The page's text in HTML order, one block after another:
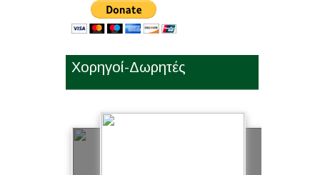
Χορηγοί-Δωρητές